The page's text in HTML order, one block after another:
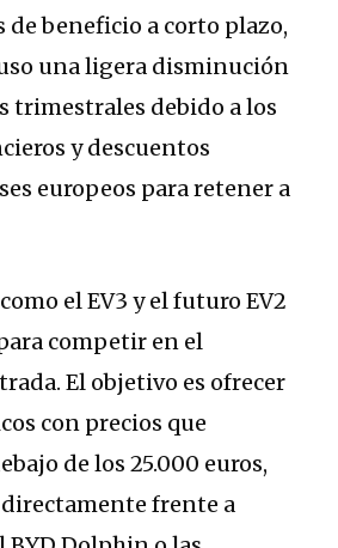
de beneficio a corto plazo,
una ligera disminución
trimestrales debido a los
y descuentos
europeos para retener a
el EV3 y el futuro EV2
competir en el
El objetivo es ofrecer
con precios que
de los 25.000 euros,
frente a